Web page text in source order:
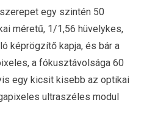
egy szintén 50
méretű, 1/1,56 hüvelykes,
képrögzítő kapja, és bár a
a fókusztávolsága 60
egy kicsit kisebb az optikai
ultraszéles modul